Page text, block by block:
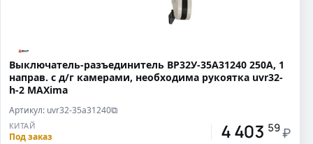
Выключатель-разъединитель ВР32У-35A31240 250А, 1
направ. с д/г камерами, необходима рукоятка uvr32-
h-2 MAXima
Артикул: uvr32-35a31240⧉
КИТАЙ
Под заказ 4 403 59 ₽